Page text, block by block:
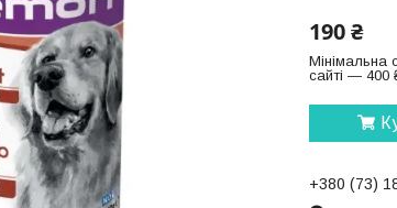
190 ₴
Мінімальна
сайті — 400
+380 (73)